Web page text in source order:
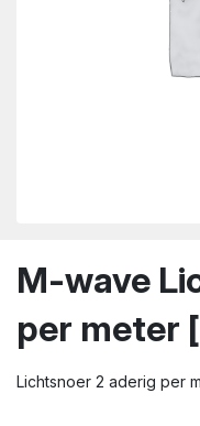
M-wave
per meter
Lichtsnoer 2 aderig per